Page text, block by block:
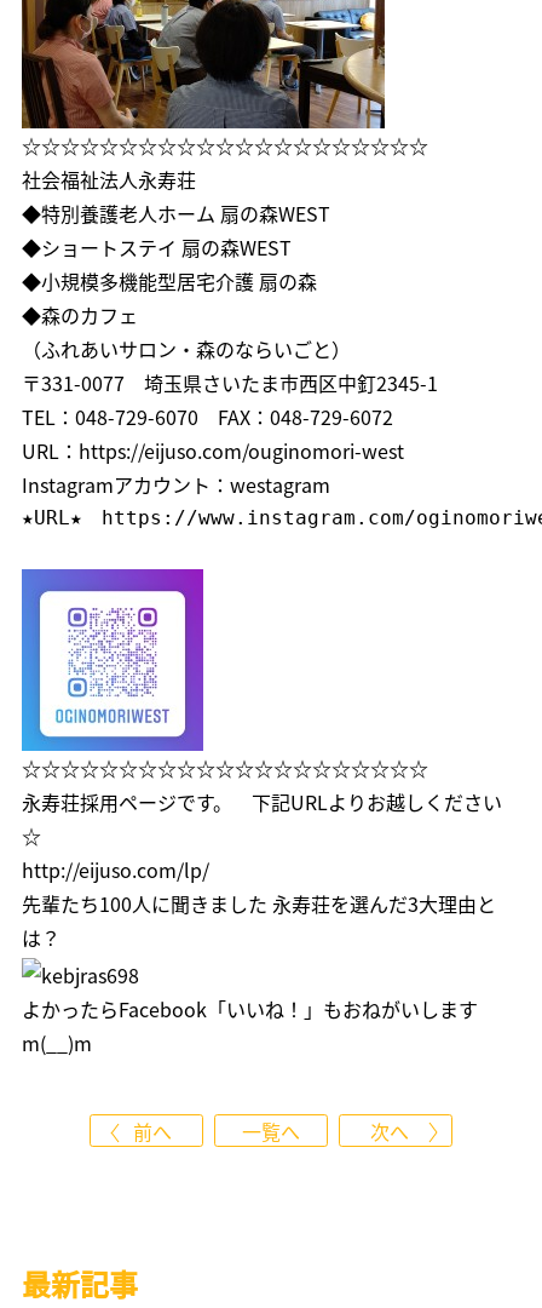
☆☆☆☆☆☆☆☆☆☆☆☆☆☆☆☆☆☆☆☆☆
社会福祉法人永寿荘
◆特別養護老人ホーム 扇の森WEST
◆ショートステイ 扇の森WEST
◆小規模多機能型居宅介護 扇の森
◆森のカフェ
（ふれあいサロン・森のならいごと）
〒331-0077 埼玉県さいたま市西区中釘2345-1
TEL：048-729-6070 FAX：048-729-6072
URL： https://eijuso.com/ouginomori-west
Instagramアカウント：westagram
★URL★ https://www.instagram.com/
☆☆☆☆☆☆☆☆☆☆☆☆☆☆☆☆☆☆☆☆☆
永寿荘採用ページです。 下記URLよりお越しください
☆
http://eijuso.com/lp/
先輩たち100人に聞きました 永寿荘を選んだ3大理由と
は？
よかったらFacebook「いいね！」 もおねがいします
m(__)m
前へ 一覧へ 次へ
最新記事